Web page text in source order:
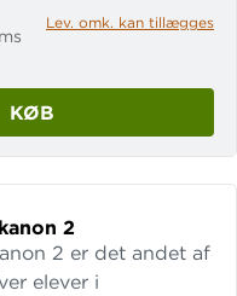
Lev. omk. kan tillægges
KØB
2
2 er det andet af
elever i